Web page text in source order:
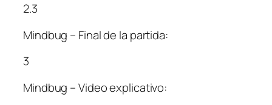
2.3
Mindbug – Final de la partida:
3
Mindbug – Video explicativo: